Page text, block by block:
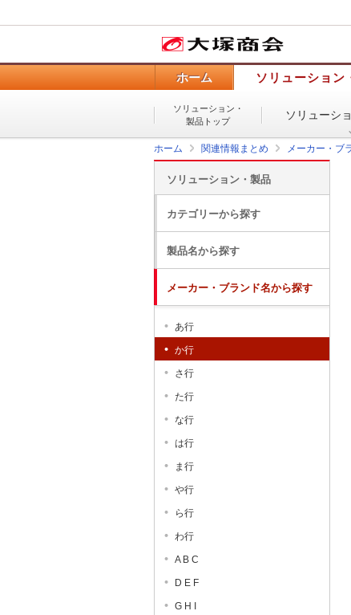
ホーム ソリューション
ソリューション・
製品トップ
ソリューシ
ホーム 関連情報まとめ メーカー・ブ
ソリューション・製品
カテゴリーから探す
製品名から探す
メーカー・ブランド名から探す
あ行
か行
さ行
た行
な行
は行
ま行
や行
ら行
わ行
A B C
D E F
G H I